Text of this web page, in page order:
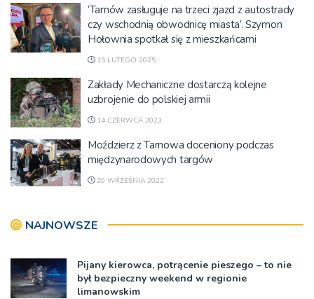
‘Tarnów zasługuje na trzeci zjazd z autostrady
czy wschodnią obwodnicę miasta’. Szymon
Hołownia spotkał się z mieszkańcami
15 LUTEGO 2025
Zakłady Mechaniczne dostarczą kolejne
uzbrojenie do polskiej armii
14 CZERWCA 2023
Moździerz z Tarnowa doceniony podczas
międzynarodowych targów
20 WRZEŚNIA 2022
NAJNOWSZE
Pijany kierowca, potrącenie pieszego – to nie
był bezpieczny weekend w regionie
limanowskim